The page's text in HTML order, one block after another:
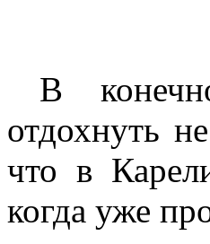
В
отдохнуть
что в
когда уже